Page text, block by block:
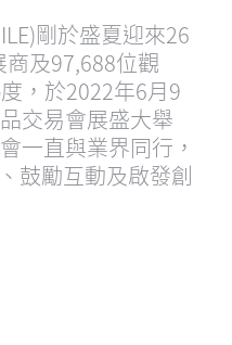
剛於盛夏迎來26
及97,688位觀
，於2022年6月9
交易會展盛大舉
一直與業界同行，
鼓勵互動及啟發創